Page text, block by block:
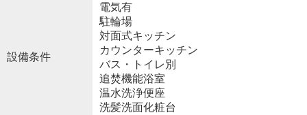
設備条件
電気有
駐輪場
対面式キッチン
カウンターキッチン
バス・トイレ別
追焚機能浴室
温水洗浄便座
洗髪洗面化粧台